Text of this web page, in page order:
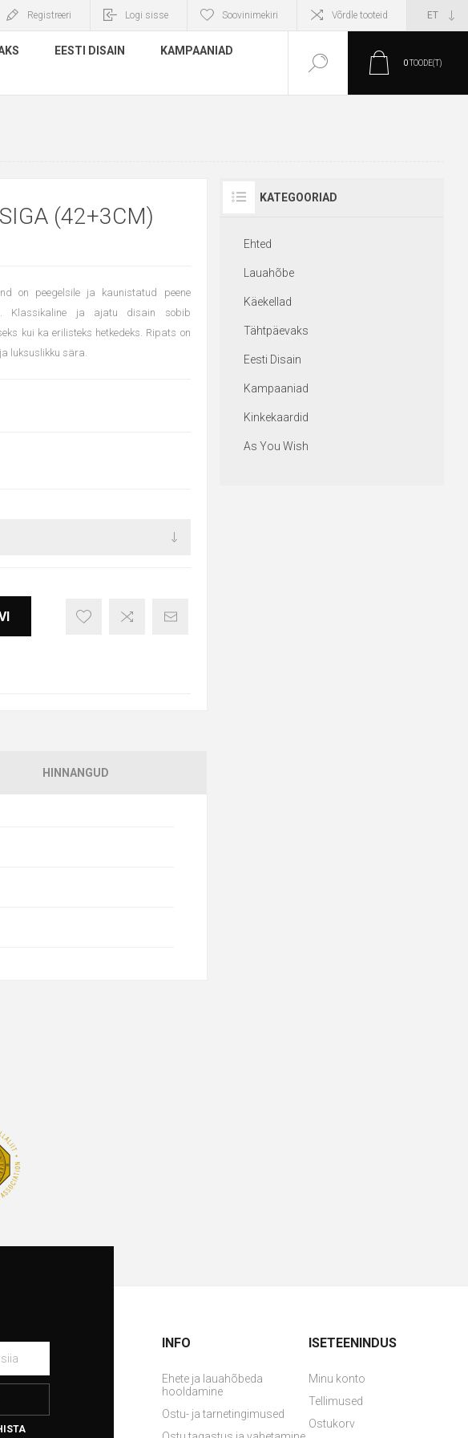
Registreeri Logi sisse Soovinimekiri Võrdle tooteid
EESTI DISAIN
KAMPAANIAD
0TOODE(T)
(42+3CM)
on peegelsile ja kaunistatud peene
Klassikaline ja ajatu disain sobib
kui ka erilisteks hetkedeks. Ripats on
luksuslikku sära.
HINNANGUD
KATEGOORIAD
Ehted
Lauahõbe
Käekellad
Tähtpäevaks
Eesti Disain
Kampaaniad
Kinkekaardid
As You Wish
INFO
Ehete ja lauahõbeda
hooldamine
Ostu- ja tarnetingimused
ISETEENINDUS
Minu konto
Tellimused
Ostukorv